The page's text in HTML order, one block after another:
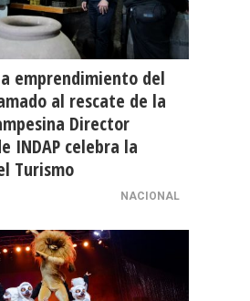
emprendimiento del
al rescate de la
Director
INDAP celebra la
Turismo
NACIONAL